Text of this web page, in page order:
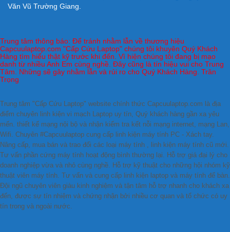
Văn Vũ Trường Giang.
Trung tâm thông báo: Để tránh nhằm lẫn về thương hiệu
Capcuulaptop.com "Cấp Cứu Laptop" chúng tôi khuyên Quý Khách
Hàng tìm hiểu thật kỹ trước khi đến. Vì hiện chúng tôi đang bị mạo
danh từ nhiều Anh Em cùng nghề. Đây cũng là tín hiệu vui cho Trung
Tâm. Những sẽ gây nhằm lẫn và rủi ro cho Quý Khách Hàng. Trân
Trọng
Trung tâm "Cấp Cứu Laptop" website chính thức Capcuulaptop.com là địa
điểm chuyên linh kiện vi mạch Laptop uy tín, Quý khách hàng gần xa yêu
mến. thiết kế mạng nội bộ và nhận kiểm tra kết nỗi mạng internet, mạng Lan,
Wifi. Chuyên #Capcuulaptop cung cấp linh kiện máy tính PC - Xách tay.
Nâng cấp, mua bán và trao đổi các loại máy tính , linh kiện máy tính cũ mới.
Tư vấn phần cứng máy tính hoạt động bình thường lại. Hỗ trợ giá đại lý cho
doanh nghiệp vừa và nhỏ cùng nghề. Hỗ trợ kỹ thuật cho những hội nhóm kỹ
thuật viên máy tính. Tư vấn và cung cấp linh kiện laptop và máy tính để bàn.
Đội ngũ chuyên viên giàu kinh nghiệm và tận tâm hỗ trợ nhanh cho khách xa
đến, được sự tín nhiệm và chứng nhận bởi nhiều cơ quan và tổ chức có uy
tín trong và ngoài nước.